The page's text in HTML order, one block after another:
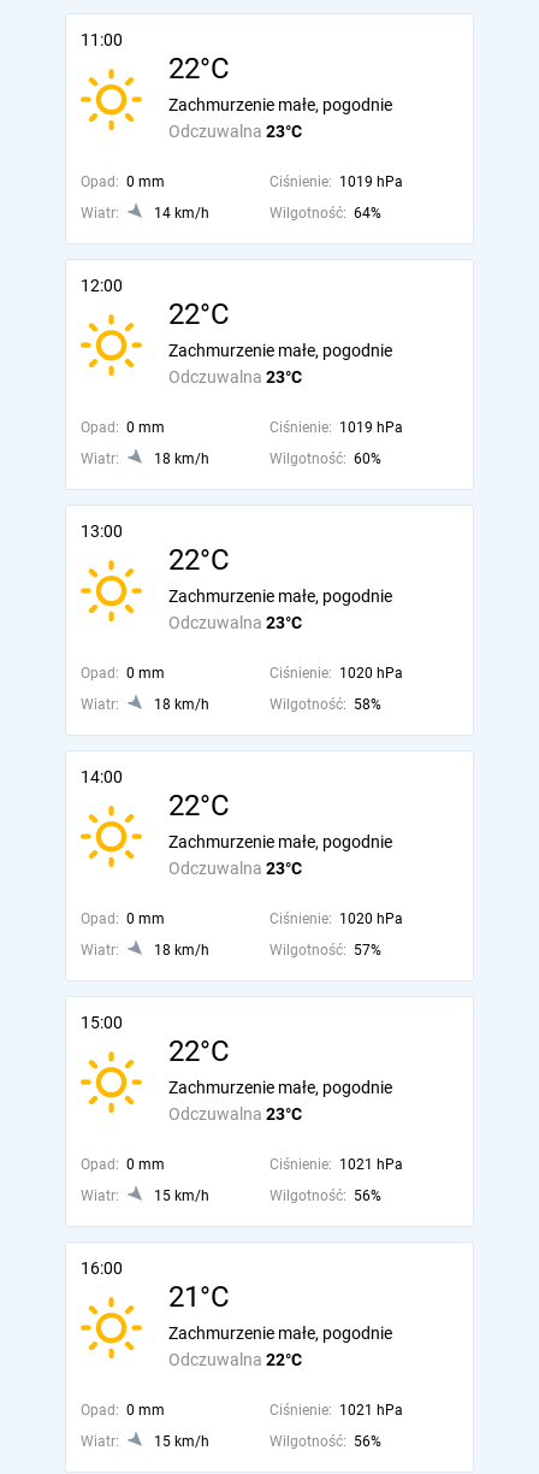
11:00
22°C
Odczuwalna 23°C
Zachmurzenie małe, pogodnie
Opad: 0 mm Ciśnienie: 1019 hPa
Wiatr:
14 km/h Wilgotność: 64%
12:00
22°C
Odczuwalna 23°C
Zachmurzenie małe, pogodnie
Opad: 0 mm Ciśnienie: 1019 hPa
Wiatr:
18 km/h Wilgotność: 60%
13:00
22°C
Odczuwalna 23°C
Zachmurzenie małe, pogodnie
Opad: 0 mm Ciśnienie: 1020 hPa
Wiatr:
18 km/h Wilgotność: 58%
14:00
22°C
Odczuwalna 23°C
Zachmurzenie małe, pogodnie
Opad: 0 mm Ciśnienie: 1020 hPa
Wiatr:
18 km/h Wilgotność: 57%
15:00
22°C
Odczuwalna 23°C
Zachmurzenie małe, pogodnie
Opad: 0 mm Ciśnienie: 1021 hPa
Wiatr:
15 km/h Wilgotność: 56%
16:00
21°C
Odczuwalna 22°C
Zachmurzenie małe, pogodnie
Opad: 0 mm Ciśnienie: 1021 hPa
Wiatr:
15 km/h Wilgotność: 56%